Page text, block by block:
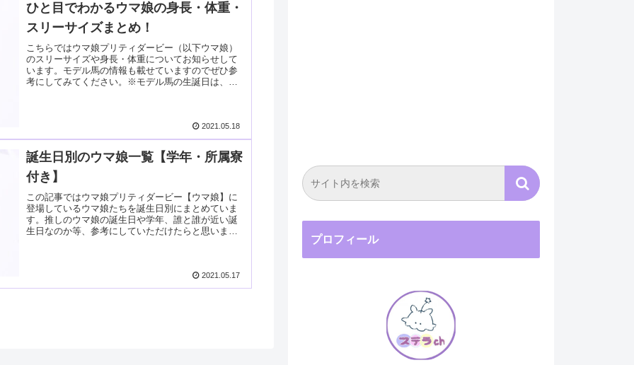
ひと目でわかるウマ娘の身長・体重・
スリーサイズまとめ！
こちらではウマ娘プリティダービー（以下ウマ娘）
のスリーサイズや身長・体重についてお知らせして
います。モデル馬の情報も載せていますのでぜひ参
考にしてみてください。※モデル馬の生誕日は、も
2021.05.18
誕生日別のウマ娘一覧【学年・所属寮
付き】
この記事ではウマ娘プリティダービー【ウマ娘】に
登場しているウマ娘たちを誕生日別にまとめていま
す。推しのウマ娘の誕生日や学年、誰と誰が近い誕
生日なのか等、参考にしていただけたらと思いま
2021.05.17
プロフィール